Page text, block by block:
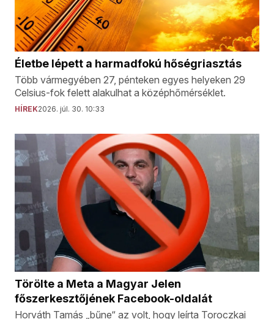
Életbe lépett a harmadfokú hőségriasztás
Több vármegyében 27, pénteken egyes helyeken 29
Celsius-fok felett alakulhat a középhőmérséklet.
HÍREK2026. júl. 30. 10:33
Törölte a Meta a Magyar Jelen
főszerkesztőjének Facebook-oldalát
Horváth Tamás „bűne“ az volt, hogy leírta Toroczkai